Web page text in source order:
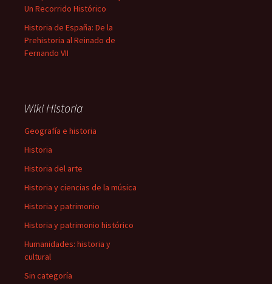
Un Recorrido Histórico
Historia de España: De la
Prehistoria al Reinado de
Fernando VII
Wiki Historia
Geografía e historia
Historia
Historia del arte
Historia y ciencias de la música
Historia y patrimonio
Historia y patrimonio histórico
Humanidades: historia y
cultural
Sin categoría